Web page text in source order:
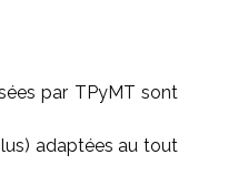
par TPyMT sont
adaptées au tout